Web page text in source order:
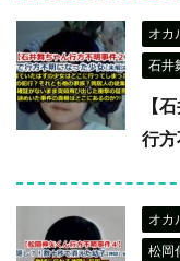
オカ
石井
【
行方
オカ
松岡